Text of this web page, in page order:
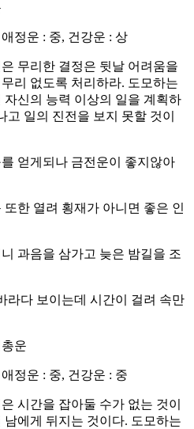
정운 : 중, 건강운 : 상
무리한 결정은 뒷날 어려움을
리 없도록 처리하라. 도모하는
자신의 능력 이상의 일을 계획하
일의 진전을 보지 못할 것이
얻게되나 금전운이 좋지않아
한 열려 횡재가 아니면 좋은 인
과음을 삼가고 늦은 밤길을 조
라다 보이는데 시간이 걸려 속만
운
정운 : 중, 건강운 : 중
시간을 잡아둘 수가 없는 것이
남에게 뒤지는 것이다. 도모하는